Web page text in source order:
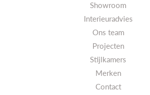
Showroom
Interieuradvies
Ons team
Projecten
Stijlkamers
Merken
Contact